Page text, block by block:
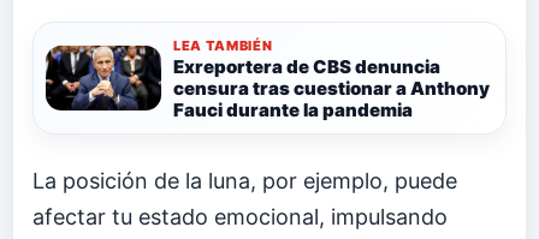
LEA TAMBIÉN
Exreportera de CBS denuncia
censura tras cuestionar a Anthony
Fauci durante la pandemia
La posición de la luna, por ejemplo, puede
afectar tu estado emocional, impulsando